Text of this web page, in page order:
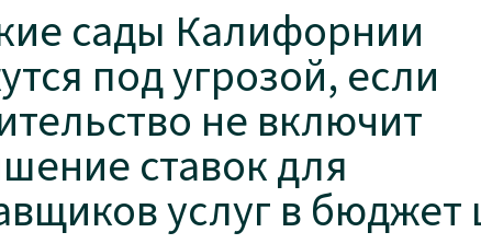
сады Калифорнии
под угрозой, если
не включит
ставок для
услуг в бюджет